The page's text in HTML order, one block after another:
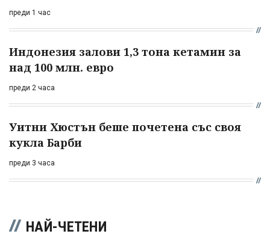
преди 1 час
Индонезия залови 1,3 тона кетамин за
над 100 млн. евро
преди 2 часа
Уитни Хюстън беше почетена със своя
кукла Барби
преди 3 часа
НАЙ-ЧЕТЕНИ